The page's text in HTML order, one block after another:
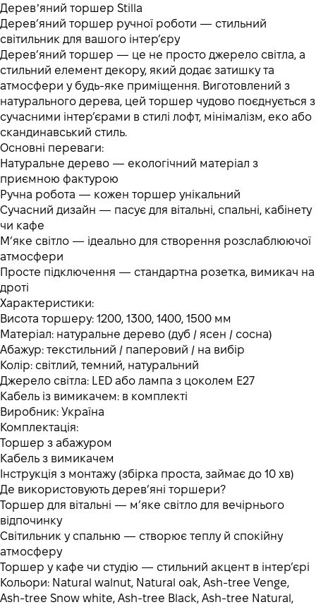
Деревʼяний торшер Stilla
Дерев’яний торшер ручної роботи — стильний
світильник для вашого інтер’єру
Дерев’яний торшер — це не просто джерело світла, а
стильний елемент декору, який додає затишку та
атмосфери у будь-яке приміщення. Виготовлений з
натурального дерева, цей торшер чудово поєднується з
сучасними інтер’єрами в стилі лофт, мінімалізм, еко або
скандинавський стиль.
Основні переваги:
Натуральне дерево — екологічний матеріал з
приємною фактурою
Ручна робота — кожен торшер унікальний
Сучасний дизайн — пасує для вітальні, спальні, кабінету
чи кафе
М’яке світло — ідеально для створення розслаблюючої
атмосфери
Просте підключення — стандартна розетка, вимикач на
дроті
Характеристики:
Висота торшеру: 1200, 1300, 1400, 1500 мм
Матеріал: натуральне дерево (дуб / ясен / сосна)
Абажур: текстильний / паперовий / на вибір
Колір: світлий, темний, натуральний
Джерело світла: LED або лампа з цоколем E27
Кабель із вимикачем: в комплекті
Виробник: Україна
Комплектація:
Торшер з абажуром
Кабель з вимикачем
Інструкція з монтажу (збірка проста, займає до 10 хв)
Де використовують дерев’яні торшери?
Торшер для вітальні — м’яке світло для вечірнього
відпочинку
Світильник у спальню — створює теплу й спокійну
атмосферу
Торшер у кафе чи студію — стильний акцент в інтер’єрі
Кольори: Natural walnut, Natural oak, Аsh-tree Venge,
Аsh-tree Snow white, Аsh-tree Black, Аsh-tree Natural,